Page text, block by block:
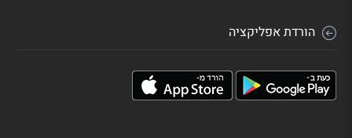
הורדת אפליקציה